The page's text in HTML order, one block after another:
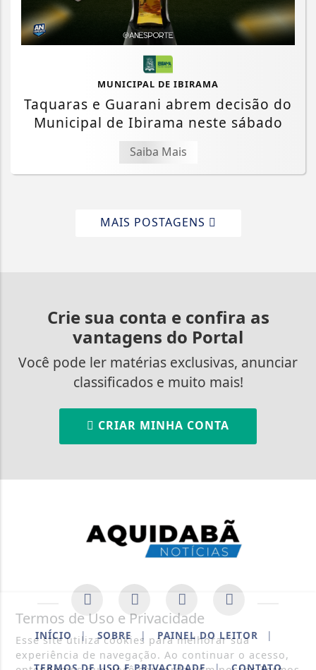
MUNICIPAL DE IBIRAMA
Taquaras e Guarani abrem decisão do
Municipal de Ibirama neste sábado
Saiba Mais
MAIS POSTAGENS
Crie sua conta e confira as
vantagens do Portal
Você pode ler matérias exclusivas, anunciar
classificados e muito mais!
CRIAR MINHA CONTA
INÍCIO | SOBRE | PAINEL DO LEITOR |
Termos de Uso e Privacidade
Esse site utiliza cookies para melhorar sua
experiência de navegação. Ao continuar o acesso,